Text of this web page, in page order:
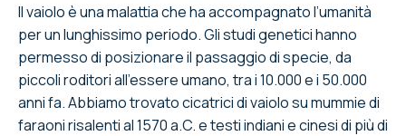
Il vaiolo è una malattia che ha accompagnato l’umanità
per un lunghissimo periodo. Gli studi genetici hanno
permesso di posizionare il passaggio di specie, da
piccoli roditori all’essere umano, tra i 10.000 e i 50.000
anni fa. Abbiamo trovato cicatrici di vaiolo su mummie di
faraoni risalenti al 1570 a.C. e testi indiani e cinesi di più di